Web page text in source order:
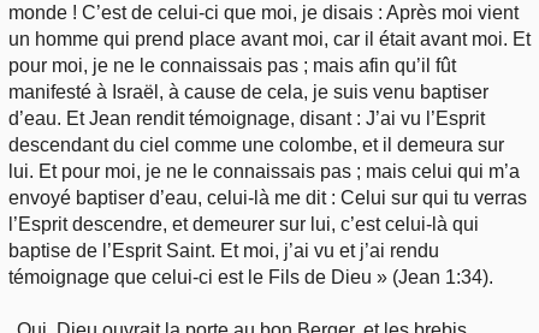
monde ! C’est de celui-ci que moi, je disais : Après moi vient
un homme qui prend place avant moi, car il était avant moi. Et
pour moi, je ne le connaissais pas ; mais afin qu’il fût
manifesté à Israël, à cause de cela, je suis venu baptiser
d’eau. Et Jean rendit témoignage, disant : J’ai vu l’Esprit
descendant du ciel comme une colombe, et il demeura sur
lui. Et pour moi, je ne le connaissais pas ; mais celui qui m’a
envoyé baptiser d’eau, celui-là me dit : Celui sur qui tu verras
l’Esprit descendre, et demeurer sur lui, c’est celui-là qui
baptise de l’Esprit Saint. Et moi, j’ai vu et j’ai rendu
témoignage que celui-ci est le Fils de Dieu » (Jean 1:34).